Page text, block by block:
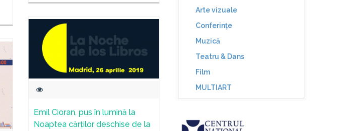
Emil Cioran, pus în lumină la
Noaptea cărților deschise de la
Arte vizuale
Conferinţe
Muzică
Teatru & Dans
Film
MULTIART